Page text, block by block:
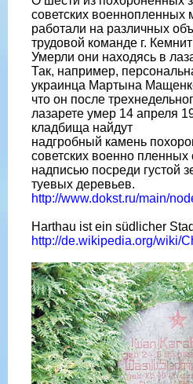
советских военнопленных
работали на различных
трудовой команде г.
Умерли они находясь в
Так, например,
украинца Мартына
что он после
лазарете умер 14 апреля
кладбища найдут
надгробный камень
советских военно пленных
надписью посреди густой
туевых деревьев.
http://www.dokst.ru/main/
Harthau ist ein südlicher
http://de.wikipedia.org/wiki/